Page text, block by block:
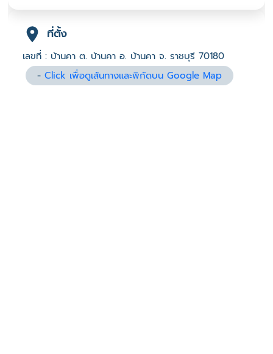
ที่ตั้ง
เลขที่ : บ้านคา ต. บ้านคา อ. บ้านคา จ. ราชบุรี 70180
-Click เพื่อดูเส้นทางและพิกัดบน Google Map